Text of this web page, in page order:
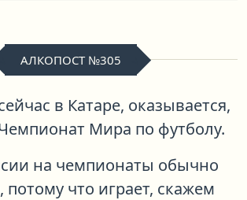
АЛКОПОСТ №305
в Катаре, оказывается,
Мира по футболу.
на чемпионаты обычно
потому что играет, скажем